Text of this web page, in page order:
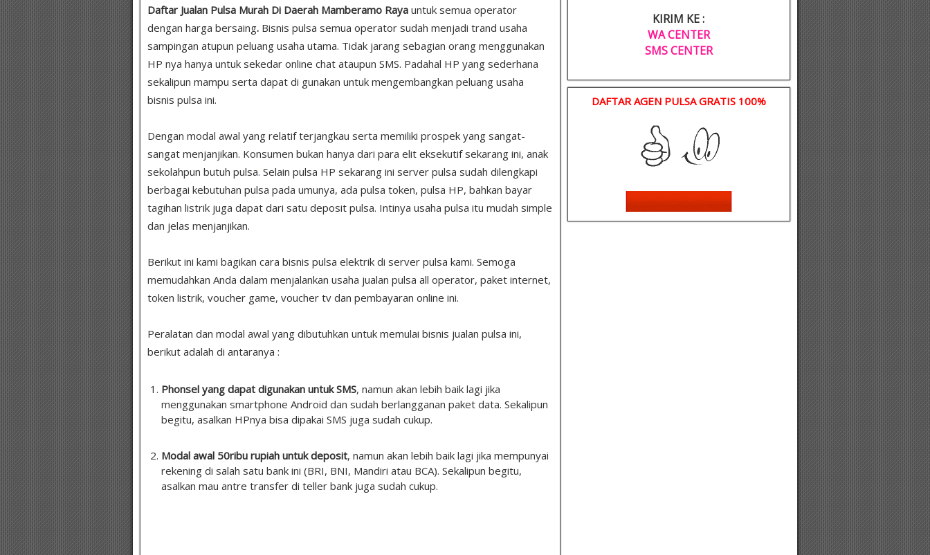
Daftar Jualan Pulsa Murah Di Daerah Mamberamo Raya untuk semua operator
dengan harga bersaing. Bisnis pulsa semua operator sudah menjadi trand usaha
sampingan atupun peluang usaha utama. Tidak jarang sebagian orang menggunakan
HP nya hanya untuk sekedar online chat ataupun SMS. Padahal HP yang sederhana
sekalipun mampu serta dapat di gunakan untuk mengembangkan peluang usaha
bisnis pulsa ini.
Dengan modal awal yang relatif terjangkau serta memiliki prospek yang sangat-
sangat menjanjikan. Konsumen bukan hanya dari para elit eksekutif sekarang ini, anak
sekolahpun butuh pulsa. Selain pulsa HP sekarang ini server pulsa sudah dilengkapi
berbagai kebutuhan pulsa pada umunya, ada pulsa token, pulsa HP, bahkan bayar
tagihan listrik juga dapat dari satu deposit pulsa. Intinya usaha pulsa itu mudah simple
dan jelas menjanjikan.
Berikut ini kami bagikan cara bisnis pulsa elektrik di server pulsa kami. Semoga
memudahkan Anda dalam menjalankan usaha jualan pulsa all operator, paket internet,
token listrik, voucher game, voucher tv dan pembayaran online ini.
Peralatan dan modal awal yang dibutuhkan untuk memulai bisnis jualan pulsa ini,
berikut adalah di antaranya :
Phonsel yang dapat digunakan untuk SMS, namun akan lebih baik lagi jika
menggunakan smartphone Android dan sudah berlangganan paket data. Sekalipun
begitu, asalkan HPnya bisa dipakai SMS juga sudah cukup.
Modal awal 50ribu rupiah untuk deposit, namun akan lebih baik lagi jika mempunyai
rekening di salah satu bank ini (BRI, BNI, Mandiri atau BCA). Sekalipun begitu,
asalkan mau antre transfer di teller bank juga sudah cukup.
KIRIM KE :
WA CENTER
SMS CENTER
DAFTAR AGEN PULSA GRATIS 100%